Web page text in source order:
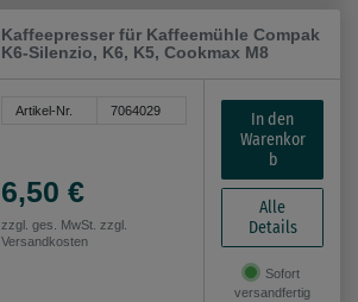
Kaffeepresser für Kaffeemühle Compak
K6-Silenzio, K6, K5, Cookmax M8
Artikel-Nr. 7064029
6,50 €
zzgl. ges. MwSt. zzgl.
Versandkosten
In den
Warenkor
b
Alle
Details
Sofort
versandfertig